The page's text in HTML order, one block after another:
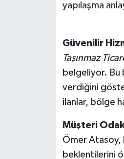
yapılaşma
Güvenilir
Taşınmaz
belgeliyor. Bu
verdiğini
ilanlar, bölge
Müşteri
Ömer Atasoy,
beklentilerini